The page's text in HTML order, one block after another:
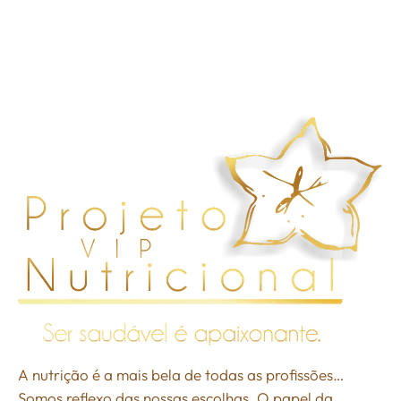
A nutrição é a mais bela de todas as profissões…